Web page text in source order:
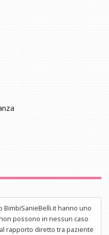
hanno uno
possono in nessun caso
rapporto diretto tra paziente